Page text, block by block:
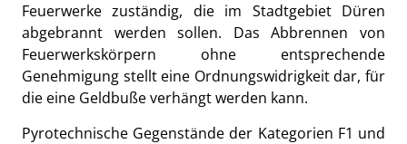
Feuerwerke zuständig, die im Stadtgebiet Düren
abgebrannt werden sollen. Das Abbrennen von
Feuerwerkskörpern ohne entsprechende
Genehmigung stellt eine Ordnungswidrigkeit dar, für
die eine Geldbuße verhängt werden kann.
Pyrotechnische Gegenstände der Kategorien F1 und